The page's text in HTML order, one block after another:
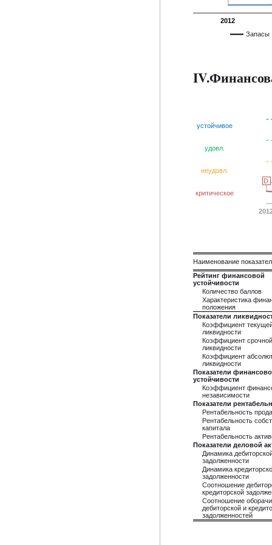
Запасы
2012
устойчивое
удовл.
неудовл.
критическое
D
D
Наименование
Рейтинг финансовой
устойчивости
Количество баллов
Характеристика
положения
Показатели
Коэффициент
ликвидности
Коэффициент срочной
ликвидности
Коэффициент
ликвидности
Показатели
устойчивости
Коэффициент
независимости
Показатели
Рентабельность
Рентабельность
капитала
Рентабельность
Показатели деловой
Динамика
задолженности
Динамика
задолженности
Соотношение
кредиторской
Соотношение
дебиторской и
задолженностей